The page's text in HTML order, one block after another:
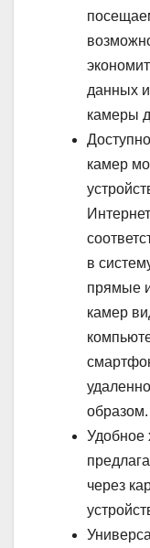
данных
камеры
камер
в
прямые
камер
образом.
Удобное
через